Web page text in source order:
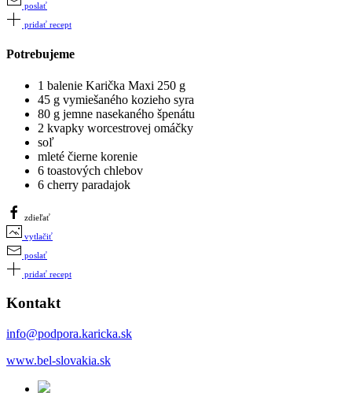
poslať
pridať recept
Potrebujeme
1 balenie Karička Maxi 250 g
45 g vymiešaného kozieho syra
80 g jemne nasekaného špenátu
2 kvapky worcestrovej omáčky
soľ
mleté čierne korenie
6 toastových chlebov
6 cherry paradajok
zdieľať
vytlačiť
poslať
pridať recept
Kontakt
info@podpora.karicka.sk
www.bel-slovakia.sk